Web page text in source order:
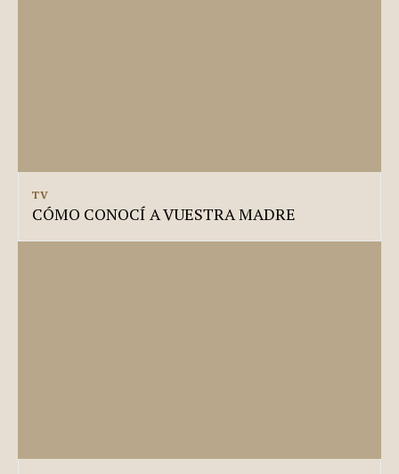
TV
CÓMO CONOCÍ A VUESTRA MADRE